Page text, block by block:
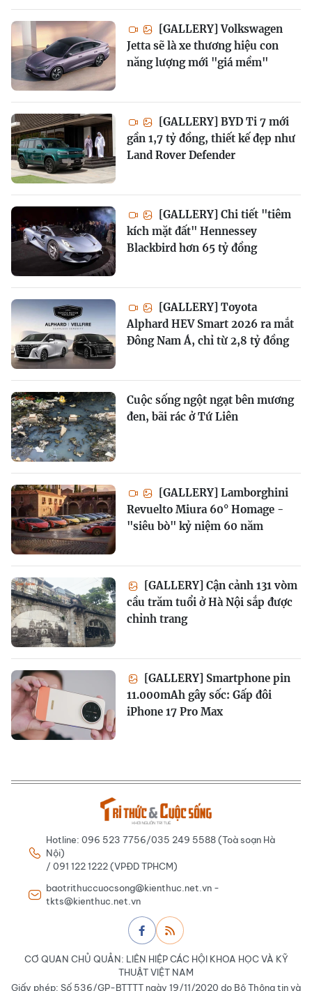
[GALLERY] Volkswagen
Jetta sẽ là xe thương hiệu con
năng lượng mới "giá mềm"
[GALLERY] BYD Ti 7 mới
gần 1,7 tỷ đồng, thiết kế đẹp như
Land Rover Defender
[GALLERY] Chi tiết "tiêm
kích mặt đất" Hennessey
Blackbird hơn 65 tỷ đồng
[GALLERY] Toyota
Alphard HEV Smart 2026 ra mắt
Đông Nam Á, chỉ từ 2,8 tỷ đồng
Cuộc sống ngột ngạt bên mương
đen, bãi rác ở Tứ Liên
[GALLERY] Lamborghini
Revuelto Miura 60° Homage -
"siêu bò" kỷ niệm 60 năm
[GALLERY] Cận cảnh 131 vòm
cầu trăm tuổi ở Hà Nội sắp được
chỉnh trang
[GALLERY] Smartphone pin
11.000mAh gây sốc: Gấp đôi
iPhone 17 Pro Max
Hotline: 096 523 7756/035 249 5588 (Toà soạn Hà
Nội)
/ 091 122 1222 (VPĐD TPHCM)
baotrithuccuocsong@kienthuc.net.vn -
tkts@kienthuc.net.vn
CƠ QUAN CHỦ QUẢN: LIÊN HIỆP CÁC HỘI KHOA HỌC VÀ KỸ
THUẬT VIỆT NAM
Giấy phép: Số 536/GP-BTTTT ngày 19/11/2020 do Bộ Thông tin và